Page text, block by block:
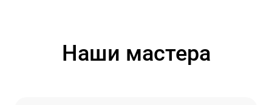
Наши мастера